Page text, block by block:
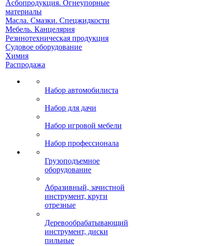
Асбопродукция. Огнеупорные
материалы
Масла. Смазки. Спецжидкости
Мебель. Канцелярия
Резинотехническая продукция
Судовое оборудование
Химия
Распродажа
Набор автомобилиста
Набор для дачи
Набор игровой мебели
Набор профессионала
Грузоподъемное
оборудование
Абразивный, зачистной
инструмент, круги
отрезные
Деревообрабатывающий
инструмент, диски
пильные